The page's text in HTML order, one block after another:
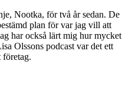
Nootka, för två år sedan. De
plan för var jag vill att
har också lärt mig hur mycket
Olssons podcast var det ett
företag.